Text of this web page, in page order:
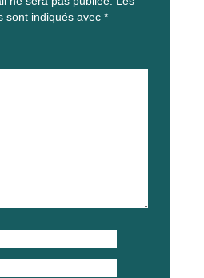
sont indiqués avec *